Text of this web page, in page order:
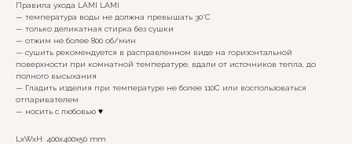
Правила ухода LAMI LAMI
— температура воды не должна превышать 30°C
— только деликатная стирка без сушки
— отжим не более 800 об/мин
— сушить рекомендуется в расправленном виде на горизонтальной
поверхности при комнатной температуре, вдали от источников тепла, до
полного высыхания
— Гладить изделия при температуре не более 110С или воспользоваться
отпаривателем
— носить с любовью ♥️
LxWxH: 400x400x50 mm